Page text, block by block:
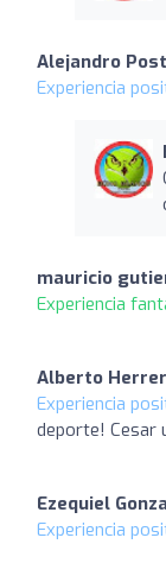
Alejandro
Experiencia
mauricio
Experiencia
Alberto
Experiencia
deporte! Cesar
Ezequiel
Experiencia